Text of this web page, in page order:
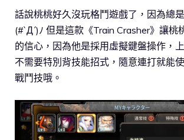
話說桃桃好久沒玩格鬥遊戲了，因為總
(#`Д´)ﾉ 但是這款《Train Crasher》讓桃
的信心，因為他是採用虛擬鍵盤操作，
不需要特別背技能招式，隨意連打就能
戰鬥技哦。